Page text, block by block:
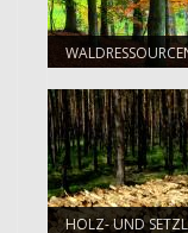
HOLZ- UND